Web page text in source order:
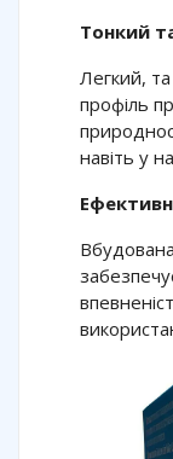
Тонкий
Легкий,
профіль
навіть у